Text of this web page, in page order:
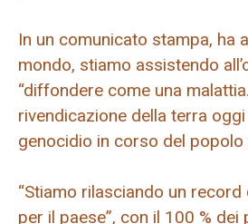
In un comunicato stampa, ha
mondo, stiamo assistendo
“diffondere come una
rivendicazione della terra
genocidio in corso del popolo
“Stiamo rilasciando un record
per il paese”, con il 100 % dei